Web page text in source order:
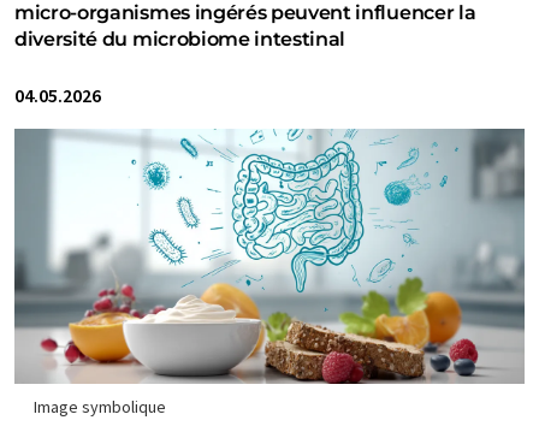
micro-organismes ingérés peuvent influencer la
diversité du microbiome intestinal
04.05.2026
Image symbolique